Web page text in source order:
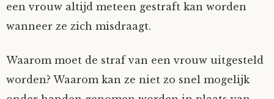
een vrouw altijd meteen gestraft kan worden
wanneer ze zich misdraagt.
Waarom moet de straf van een vrouw uitgesteld
worden? Waarom kan ze niet zo snel mogelijk